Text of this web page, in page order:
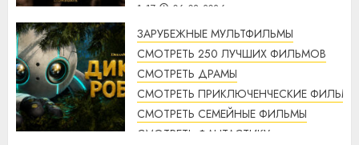
1:17 06.08.2026
ЗАРУБЕЖНЫЕ МУЛЬТФИЛЬМЫ
СМОТРЕТЬ 250 ЛУЧШИХ ФИЛЬМОВ
СМОТРЕТЬ ДРАМЫ
СМОТРЕТЬ ПРИКЛЮЧЕНЧЕСКИЕ ФИЛЬМЫ
СМОТРЕТЬ СЕМЕЙНЫЕ ФИЛЬМЫ
СМОТРЕТЬ ФАНТАСТИКУ